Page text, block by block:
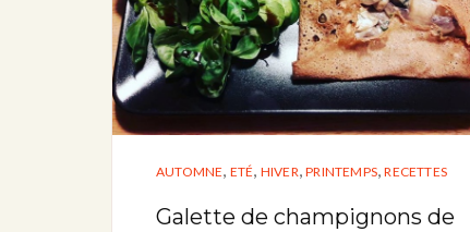
AUTOMNE ETÉ HIVER ,PRINTEMPS ,RECETTES
Galette de champignons de